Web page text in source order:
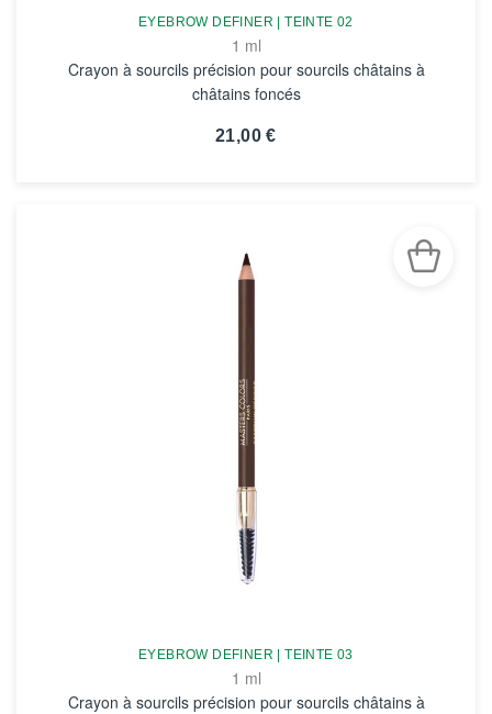
EYEBROW DEFINER | TEINTE 02
1 ml
Crayon à sourcils précision pour sourcils châtains à
châtains foncés
21,00 €
EYEBROW DEFINER | TEINTE 03
1 ml
Crayon à sourcils précision pour sourcils châtains à